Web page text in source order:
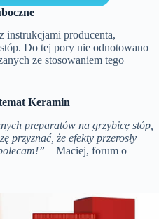
instrukcjami producenta,
Do tej pory nie odnotowano
ze stosowaniem tego
Keramin
preparatów na grzybicę stóp,
przyznać, że efekty przerosły
– Maciej, forum o